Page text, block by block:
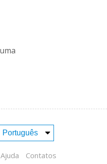
Contatos